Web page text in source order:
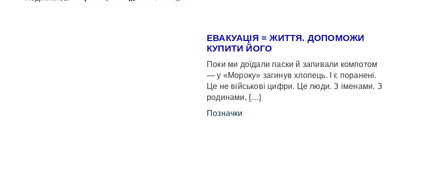
ЕВАКУАЦІЯ = ЖИТТЯ. ДОПОМОЖИ
КУПИТИ ЙОГО
Поки ми доїдали паски й запивали компотом
— у «Мороку» загинув хлопець. І є поранені.
Це не військові цифри. Це люди. З іменами. З
родинами, […]
Позначки